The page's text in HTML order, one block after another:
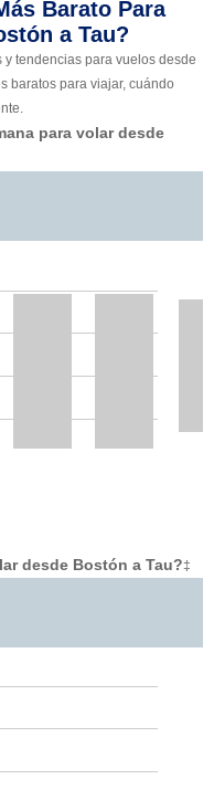
Barato Para
a Tau?
tendencias para vuelos desde
baratos para viajar, cuándo
para volar desde
desde Bostón a Tau?‡